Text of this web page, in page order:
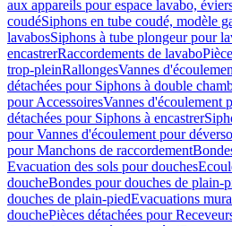
aux appareils pour espace lavabo,
coudéSiphons en tube coudé, modèle
lavabosSiphons à tube plongeur pour
encastrerRaccordements de lavabo
trop-pleinRallongesVannes
détachées pour Siphons à double
pour AccessoiresVannes d'écoulement
détachées pour Siphons à encastrer
pour Vannes d'écoulement pour
pour Manchons de raccordement
Evacuation des sols pour douches
doucheBondes pour douches de plain-
douches de plain-piedEvacuations
douchePièces détachées pour